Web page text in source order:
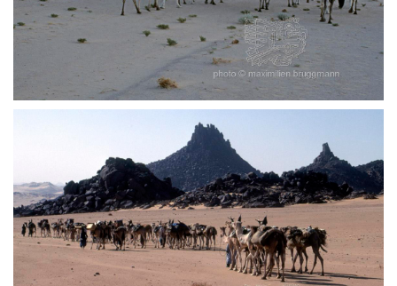
fondo - Níger - Aïr - 2003
A la mañana siguiente, la caravana reanuda su
viaje - Región de Temet - Monte Tazoubit al
fondo - Níger - Aïr - 2003